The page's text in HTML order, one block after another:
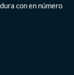
con en número